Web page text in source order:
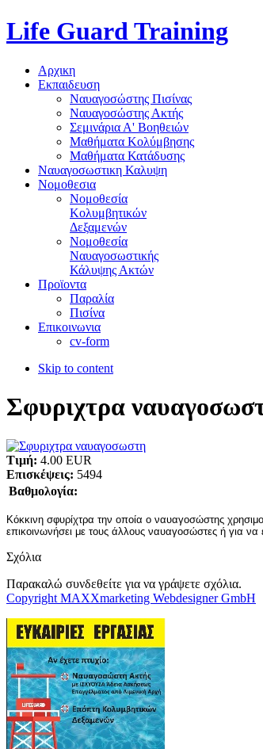
Life Guard Training
Αρχικη
Εκπαιδευση
Ναυαγοσώστης Πισίνας
Ναυαγοσώστης Ακτής
Σεμινάρια Α' Βοηθειών
Μαθήματα Κολύμβησης
Μαθήματα Κατάδυσης
Ναυαγοσωστικη Καλυψη
Νομοθεσια
Νομοθεσία
Κολυμβητικών
Δεξαμενών
Νομοθεσία
Ναυαγοσωστικής
Κάλυψης Ακτών
Προϊοντα
Παραλία
Πισίνα
Επικοινωνια
cv-form
Skip to content
Σφυριχτρα
Τιμή: 4.00 EUR
Επισκέψεις: 5494
Βαθμολογία:
Κόκκινη σφυρίχτρα την οποία ο ναυαγοσώστης
επικοινωνήσει με τους άλλους ναυαγοσώστες ή για
Σχόλια
Παρακαλώ συνδεθείτε για να γράψετε σχόλια.
Copyright MAXXmarketing Webdesigner GmbH